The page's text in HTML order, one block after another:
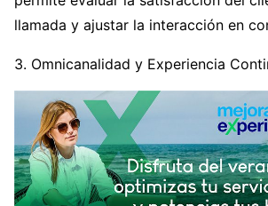
llamada y ajustar la interacción en
3. Omnicanalidad y Experiencia